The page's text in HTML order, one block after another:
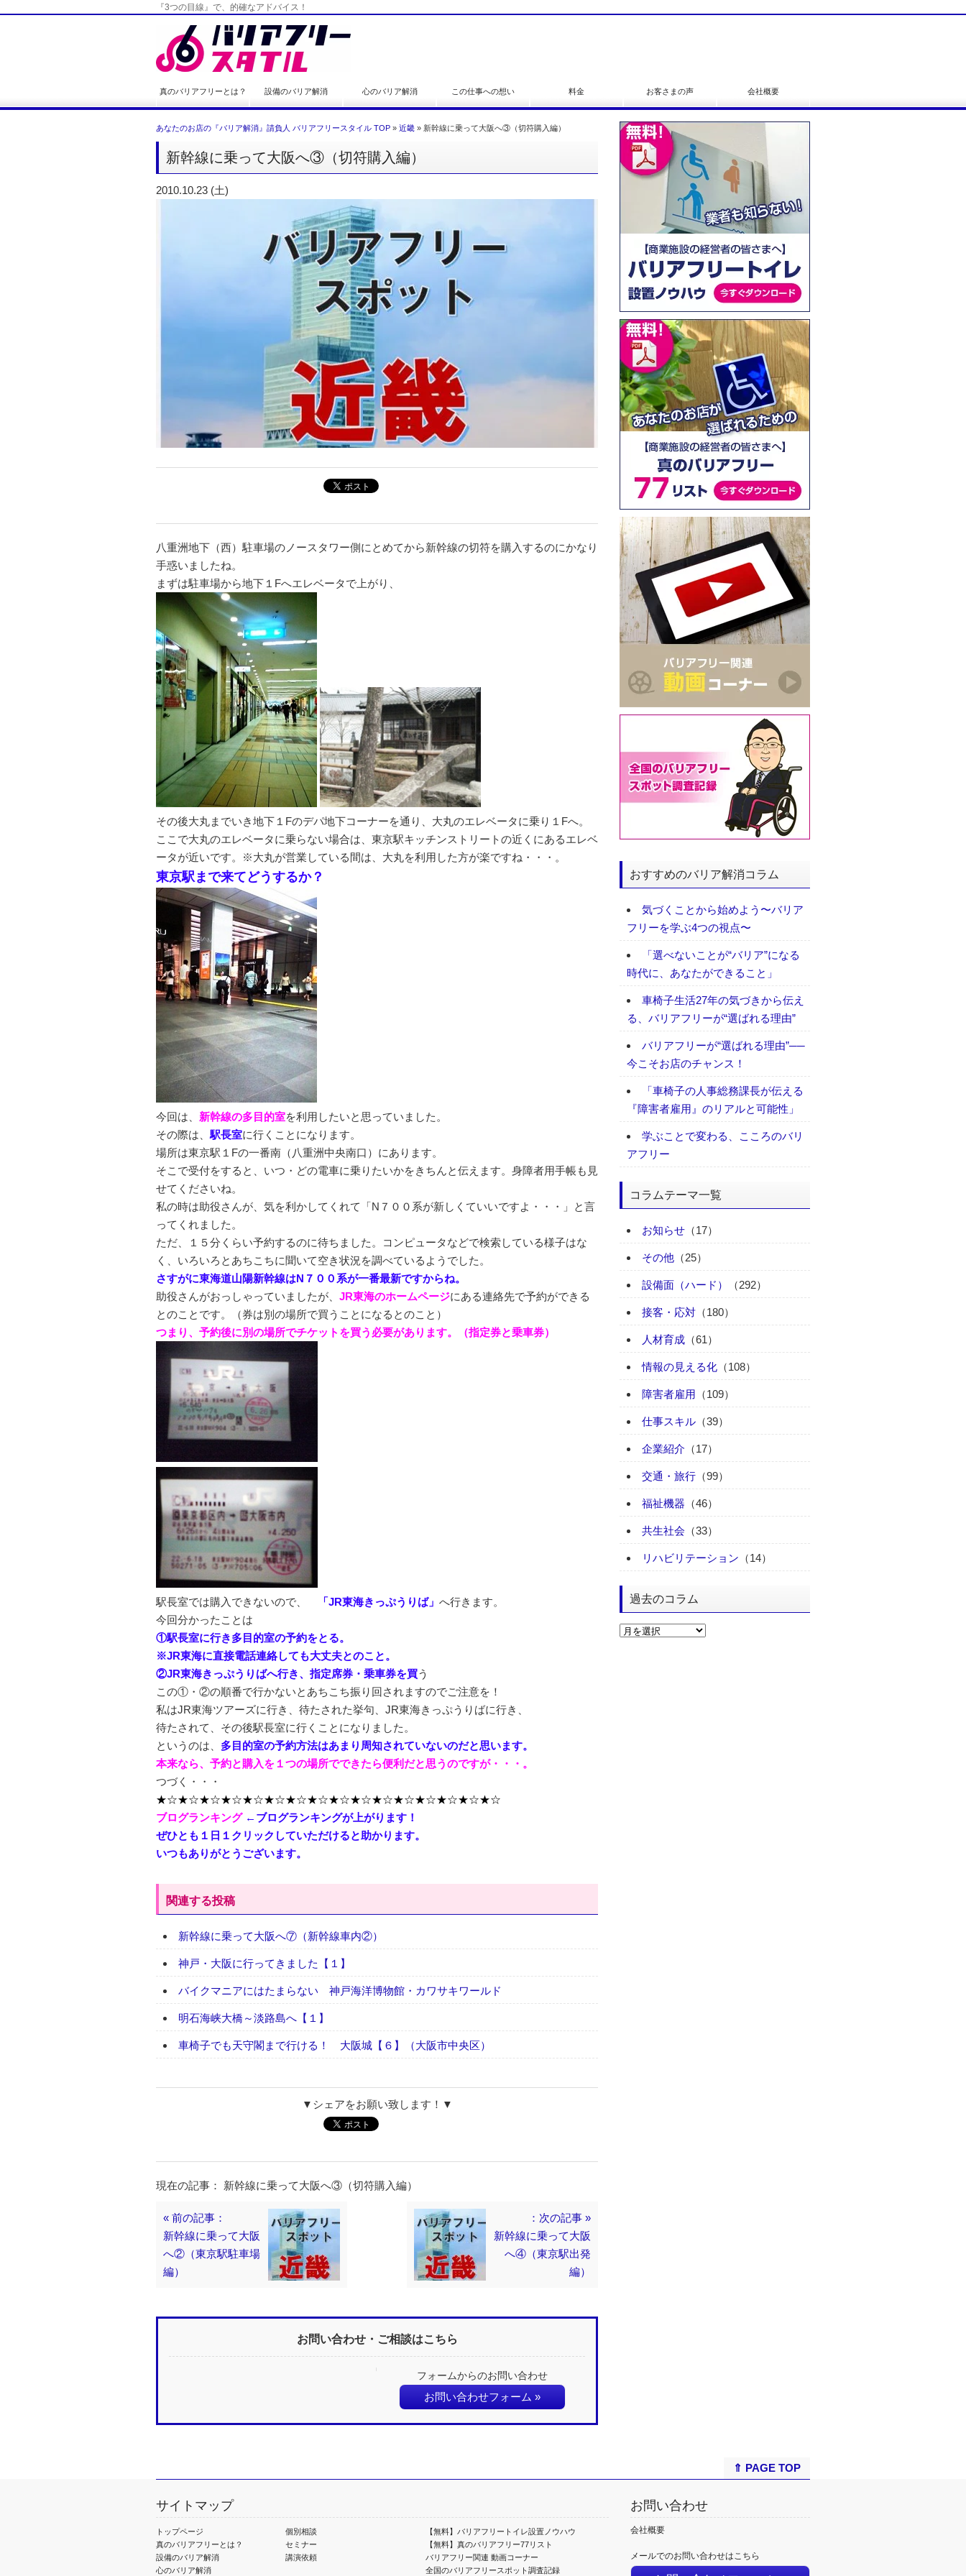
『3つの目線』で、的確なアドバイス！
真のバリアフリーとは？ 設備のバリア解消 心のバリア解消 この仕事への想い 料金 お客さまの声 会社概要
あなたのお店の『バリア解消』請負人 バリアフリースタイル TOP » 近畿 » 新幹線に乗って大阪へ③（切符購入編）
新幹線に乗って大阪へ③（切符購入編）
2010.10.23 (土)
八重洲地下（西）駐車場のノースタワー側にとめてから新幹線の切符を購入するのにかなり
手惑いましたね。
まずは駐車場から地下１Fへエレベータで上がり、
その後大丸までいき地下１Fのデパ地下コーナーを通り、大丸のエレベータに乗り１Fへ。
ここで大丸のエレベータに乗らない場合は、東京駅キッチンストリートの近くにあるエレベ
ータが近いです。※大丸が営業している間は、大丸を利用した方が楽ですね・・・。
東京駅まで来てどうするか？
今回は、 新幹線の多目的室を利用したいと思っていました。
その際は、 駅長室に行くことになります。
場所は東京駅１Fの一番南（八重洲中央南口）にあります。
そこで受付をすると、いつ・どの電車に乗りたいかをきちんと伝えます。身障者用手帳も見
せてくださいね。
私の時は助役さんが、気を利かしてくれて「N７００系が新しくていいですよ・・・」と言
ってくれました。
ただ、１５分くらい予約するのに待ちました。コンピュータなどで検索している様子はな
く、いろいろとあちこちに聞いて空き状況を調べているようでした。
さすがに東海道山陽新幹線はN７００系が一番最新ですからね。
助役さんがおっしゃっていましたが、 JR東海のホームページにある連絡先で予約ができる
とのことです。（券は別の場所で買うことになるとのこと）
つまり、予約後に別の場所でチケットを買う必要があります。（指定券と乗車券）
駅長室では購入できないので、 「JR東海きっぷうりば」 へ行きます。
今回分かったことは
①駅長室に行き多目的室の予約をとる。
※JR東海に直接電話連絡しても大丈夫とのこと。
②JR東海きっぷうりばへ行き、指定席券・乗車券を買う
この①・②の順番で行かないとあちこち振り回されますのでご注意を！
私はJR東海ツアーズに行き、待たされた挙句、JR東海きっぷうりばに行き、
待たされて、その後駅長室に行くことになりました。
というのは、 多目的室の予約方法はあまり周知されていないのだと思います。
本来なら、予約と購入を１つの場所でできたら便利だと思うのですが・・・。
つづく・・・
★☆★☆★☆★☆★☆★☆★☆★☆★☆★☆★☆★☆★☆★☆★☆★☆
ブログランキング ←ブログランキングが上がります！
ぜひとも１日１クリックしていただけると助かります。
いつもありがとうございます。
関連する投稿
新幹線に乗って大阪へ⑦（新幹線車内②）
神戸・大阪に行ってきました【１】
バイクマニアにはたまらない 神戸海洋博物館・カワサキワールド
明石海峡大橋～淡路島へ【１】
車椅子でも天守閣まで行ける！ 大阪城【６】（大阪市中央区）
▼シェアをお願い致します！▼
現在の記事： 新幹線に乗って大阪へ③（切符購入編）
« 前の記事：
新幹線に乗って大阪
へ②（東京駅駐車場
編）
：次の記事 »
新幹線に乗って大阪
へ④（東京駅出発
編）
お問い合わせ・ご相談はこちら
フォームからのお問い合わせ
お問い合わせフォーム »
おすすめのバリア解消コラム
気づくことから始めよう〜バリア
フリーを学ぶ4つの視点〜
「選べないことが“バリア”になる
時代に、あなたができること」
車椅子生活27年の気づきから伝え
る、バリアフリーが“選ばれる理由”
バリアフリーが“選ばれる理由”──
今こそお店のチャンス！
「車椅子の人事総務課長が伝える
『障害者雇用』のリアルと可能性」
学ぶことで変わる、こころのバリ
アフリー
コラムテーマ一覧
お知らせ （17）
その他 （25）
設備面（ハード） （292）
接客・応対 （180）
人材育成 （61）
情報の見える化 （108）
障害者雇用 （109）
仕事スキル （39）
企業紹介 （17）
交通・旅行 （99）
福祉機器 （46）
共生社会 （33）
リハビリテーション （14）
過去のコラム
⇑ PAGE TOP
お問い合わせ
会社概要
メールでのお問い合わせはこちら
サイトマップ
トップページ
真のバリアフリーとは？
設備のバリア解消
心のバリア解消
個別相談
セミナー
講演依頼
【無料】バリアフリートイレ設置ノウハウ
【無料】真のバリアフリー77リスト
バリアフリー関連 動画コーナー
全国のバリアフリースポット調査記録